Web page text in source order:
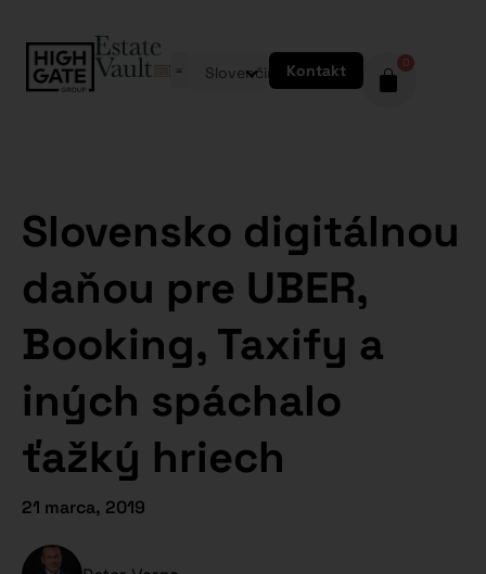
Slovenčina Kontakt 0
Slovensko digitálnou
daňou pre UBER,
Booking, Taxify a
iných spáchalo
ťažký hriech
21 marca, 2019